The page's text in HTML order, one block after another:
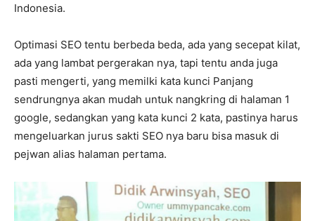
Indonesia.
Optimasi SEO tentu berbeda beda, ada yang secepat kilat,
ada yang lambat pergerakan nya, tapi tentu anda juga
pasti mengerti, yang memilki kata kunci Panjang
sendrungnya akan mudah untuk nangkring di halaman 1
google, sedangkan yang kata kunci 2 kata, pastinya harus
mengeluarkan jurus sakti SEO nya baru bisa masuk di
pejwan alias halaman pertama.